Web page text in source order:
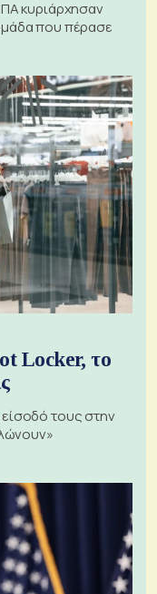
κυριάρχησαν
που πέρασε
Locker, το
τους στην